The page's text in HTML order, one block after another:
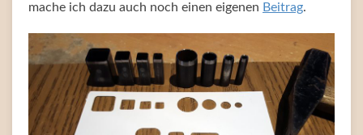
mache ich dazu auch noch einen eigenen Beitrag.